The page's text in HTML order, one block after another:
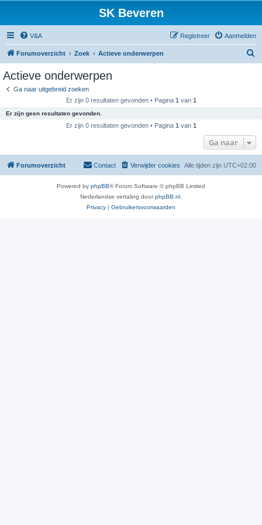
SK Beveren
V&A Aanmelden
Registreer
Forumoverzicht Zoek Actieve onderwerpen
Actieve onderwerpen
Ga naar uitgebreid zoeken
Er zijn 0 resultaten gevonden • Pagina 1 van 1
Er zijn geen resultaten gevonden.
Er zijn 0 resultaten gevonden • Pagina 1 van 1
Ga naar
Forumoverzicht Alle tijden zijn UTC+02:00
Verwijder cookies
Contact
Powered by phpBB® Forum Software © phpBB Limited
Nederlandse vertaling doorphpBB.nl
Privacy | Gebruikersvoorwaarden